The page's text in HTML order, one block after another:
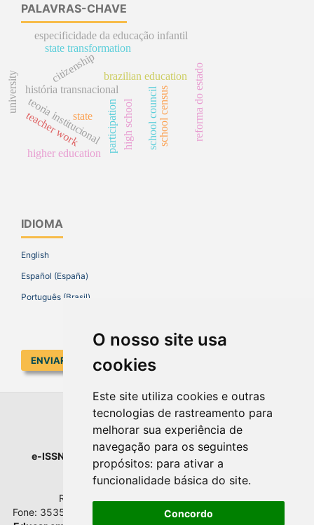
O nosso site usa
cookies
Este site utiliza cookies e outras
tecnologias de rastreamento para
melhorar sua experiência de
navegação para os seguintes
propósitos: para ativar a
funcionalidade básica do site.
Concordo
PALAVRAS-CHAVE
história transnacional
brazilian education
school council
citizenship
participation reforma do estado
teoria institucional
state transformation
higher education
university
high school
especificidade da educação infantil
school census
teacher workstate
IDIOMA
English
Español (España)
Português (Brasil)
ENVIAR SUBMISSÃO
EDUCAR EM REVISTA
e-ISSN : 1984-0411 | Prefixo DOI : 10.1590 |
Universidade Federal do Paraná
Setor de Educação - Campus Rebouças
Rua Rockefeller, nº 57, 2.º andar - Sala 202
Fone: 3535-6207 | Bairro: Rebouças | Curitiba - Paraná - Brasil